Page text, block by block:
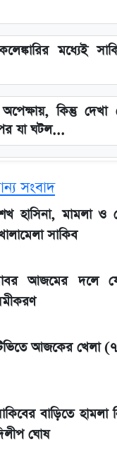
মধ্যেই
কিন্তু
যা ঘটল...
আপডেট
যা বললেন সজীব
হামলা নিয়ে মুখ
ম্যানেজমেন্টের নতুন
সোনা ও রুপার
হবে এসএসসি
সংবাদ
হাসিনা, মামলা ও
সাকিব
আজমের দলে
আজকের খেলা
বাড়িতে
ঘোষ